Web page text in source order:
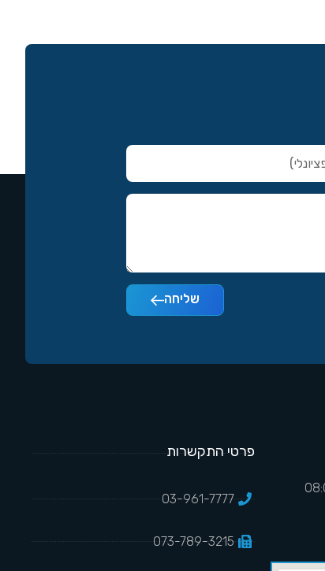
שליחה
פרטי התקשרות
03-961-7777
073-789-3215